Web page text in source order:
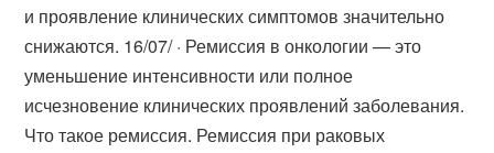
и проявление клинических симптомов значительно
снижаются. 16/07/ · Ремиссия в онкологии — это
уменьшение интенсивности или полное
исчезновение клинических проявлений заболевания.
Что такое ремиссия. Ремиссия при раковых